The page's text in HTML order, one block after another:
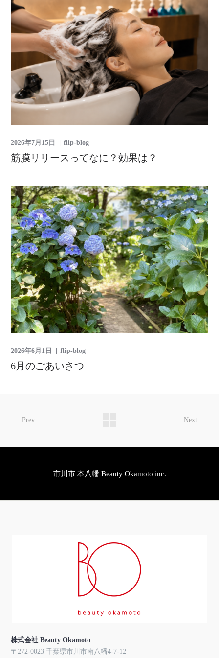
2026年7月15日 flip-blog
筋膜リリースってなに？効果は？
2026年6月1日 flip-blog
6月のごあいさつ
Prev Next
市川市 本八幡 Beauty Okamoto inc.
株式会社 Beauty Okamoto
〒272-0023 千葉県市川市南八幡4-7-12